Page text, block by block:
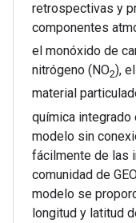
retrospectivas y
componentes
el monóxido de
nitrógeno (NO2),
material
química integrado
modelo sin
fácilmente de las
comunidad de
modelo se
longitud y latitud